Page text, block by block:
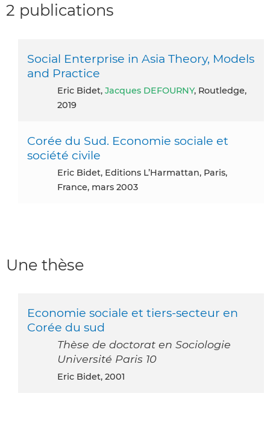
2 publications
Social Enterprise in Asia Theory, Models
and Practice
Eric Bidet, Jacques DEFOURNY, Routledge,
2019
Corée du Sud. Economie sociale et
société civile
Eric Bidet, Editions L’Harmattan, Paris,
France, mars 2003
Une thèse
Economie sociale et tiers-secteur en
Corée du sud
Thèse de doctorat en Sociologie
Université Paris 10
Eric Bidet, 2001